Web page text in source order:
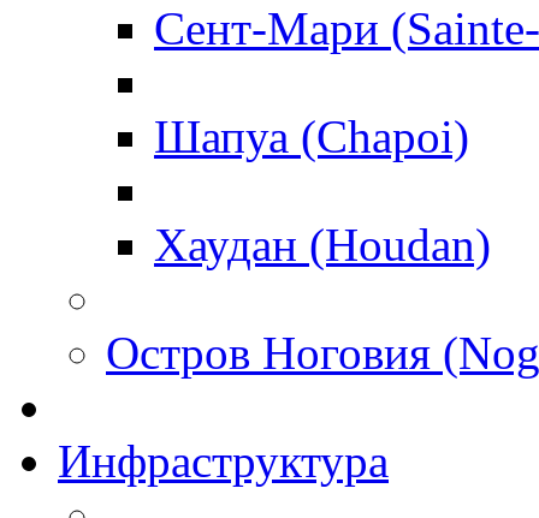
Сент-Мари
Шапуа (Chapoi)
Хаудан (Houdan)
Остров Ноговия
Инфраструктура